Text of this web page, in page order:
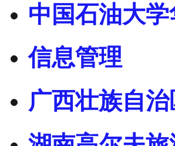
中国石油大
信息管理
广西壮族自